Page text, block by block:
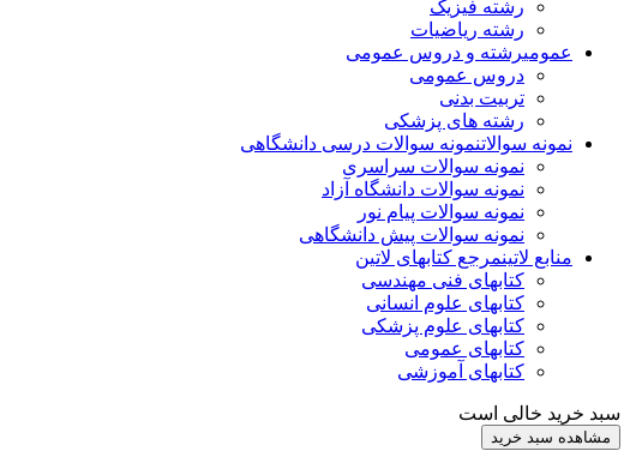
رشته فیزیک
رشته ریاضیات
عمومیرشته و دروس عمومی
دروس عمومی
تربیت بدنی
رشته های پزشکی
نمونه سوالاتنمونه سوالات درسی دانشگاهی
نمونه سوالات سراسری
نمونه سوالات دانشگاه آزاد
نمونه سوالات پیام نور
نمونه سوالات پیش دانشگاهی
منابع لاتینمرجع کتابهای لاتین
کتابهای فنی مهندسی
کتابهای علوم انسانی
کتابهای علوم پزشکی
کتابهای عمومی
کتابهای آموزشی
سبد خرید خالی است